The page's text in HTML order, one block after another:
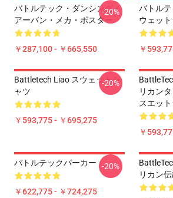
バトルテック・ダンシング・
アーバン・メカ・ポスター
￥287,100 - ￥665,550
-20%
バトル
ウェッ
￥
Battletech Liao スウェットシ
ャツ
￥593,775 - ￥695,275
-20%
リカン
スエッ
￥
バトルテックパーカー
￥622,775 - ￥724,275
-20%
リカン